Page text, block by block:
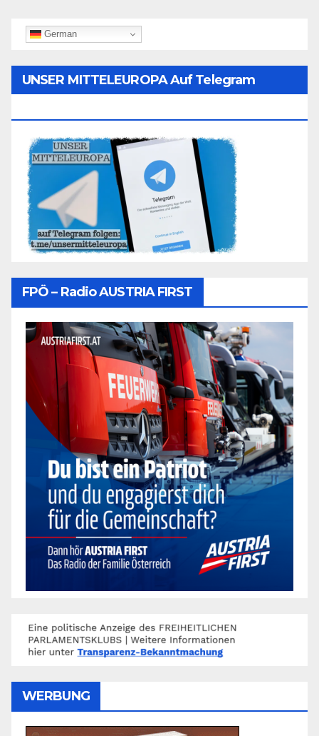
German
UNSER MITTELEUROPA Auf Telegram
FPÖ – Radio AUSTRIA FIRST
WERBUNG